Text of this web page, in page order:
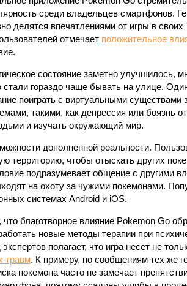
среди владельцев смартфонов.
делятся впечатлениями от игры в своих
отмечает положительное
состояние заметно улучшилось,
гораздо чаще бывать на улице.
поиграть с виртуальными существами
такими, как депрессия или боязнь
и изучать окружающий мир.
дополненной реальности.
территорию, чтобы отыскать других
подразумевает общение с другими
на охоту за чужими покемонами.
системах Android и iOS.
благотворное влияние Pokemon Gо
новые методы терапии при
полагает, что игра несет не
травм. К примеру, по сообщениям тех же
покемона часто не замечает